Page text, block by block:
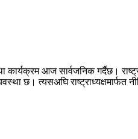
कार्यक्रम आज सार्वजनिक गर्दैछ।
छ। त्यसअघि